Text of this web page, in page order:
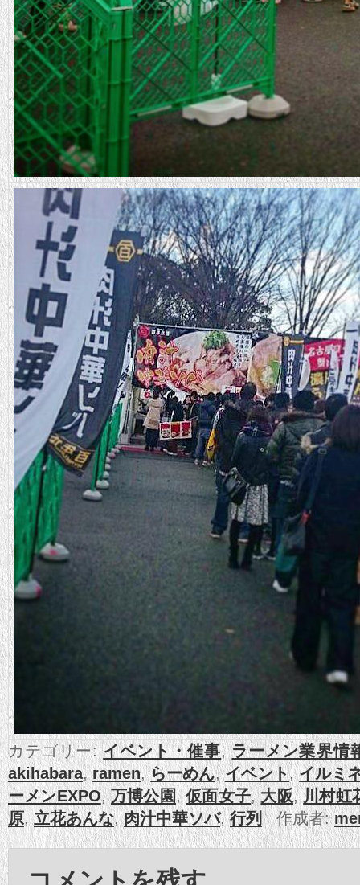
カテゴリー:イベント・催事,ラーメン業界情
akihabara,ramen,らーめん,イベント,イルミ
ーメンEXPO,万博公園,仮面女子,大阪,川村虹
原,立花あんな,肉汁中華ソバ,行列作成者: